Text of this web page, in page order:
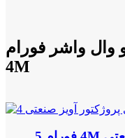
وال واشر فورام
4M